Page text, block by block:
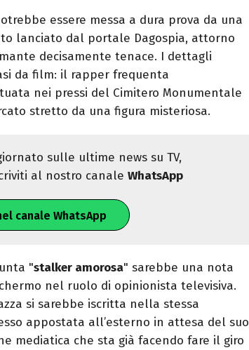
essere messa a dura prova da una
lanciato dal portale Dagospia, attorno
decisamente tenace. I dettagli
da film: il rapper frequenta
nei pressi del Cimitero Monumentale
stretto da una figura misteriosa.
sulle ultime news su TV,
al nostro canaleWhatsApp
canale WhatsApp
"stalker amorosa" sarebbe una nota
nel ruolo di opinionista televisiva.
si sarebbe iscritta nella stessa
appostata all’esterno in attesa del suo
mediatica che sta già facendo fare il giro